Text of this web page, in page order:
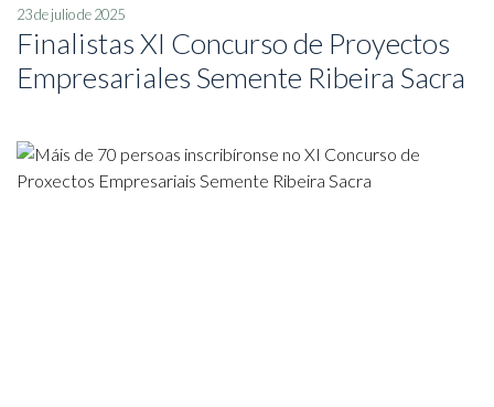
23 de julio de 2025
Finalistas XI Concurso de Proyectos
Empresariales Semente Ribeira Sacra